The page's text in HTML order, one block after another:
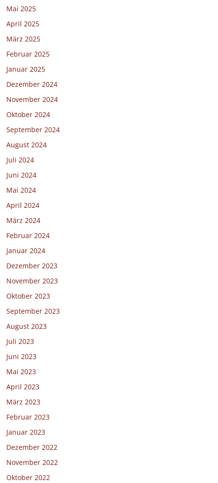
Mai 2025
April 2025
März 2025
Februar 2025
Januar 2025
Dezember 2024
November 2024
Oktober 2024
September 2024
August 2024
Juli 2024
Juni 2024
Mai 2024
April 2024
März 2024
Februar 2024
Januar 2024
Dezember 2023
November 2023
Oktober 2023
September 2023
August 2023
Juli 2023
Juni 2023
Mai 2023
April 2023
März 2023
Februar 2023
Januar 2023
Dezember 2022
November 2022
Oktober 2022